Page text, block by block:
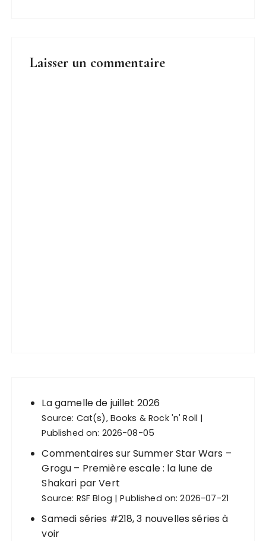
Laisser un commentaire
La gamelle de juillet 2026
Source: Cat(s), Books & Rock 'n' Roll
Published on: 2026-08-05
Commentaires sur Summer Star Wars –
Grogu – Première escale : la lune de
Shakari par Vert
Source: RSF Blog Published on: 2026-07-21
Samedi séries #218, 3 nouvelles séries à
voir